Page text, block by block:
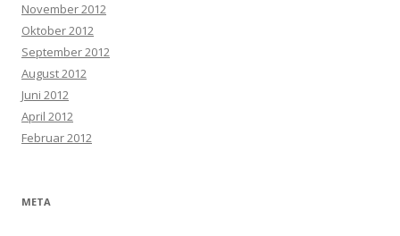
November 2012
Oktober 2012
September 2012
August 2012
Juni 2012
April 2012
Februar 2012
META